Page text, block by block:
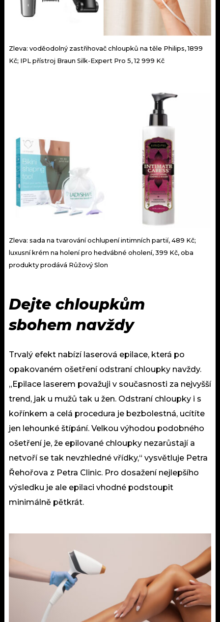
Zleva: voděodolný zastřihovač chloupků na těle Philips, 1899
Kč; IPL přístroj Braun Silk-Expert Pro 5, 12 999 Kč
Zleva: sada na tvarování ochlupení intimních partií, 489 Kč;
luxusní krém na holení pro hedvábné oholení, 399 Kč, oba
produkty prodává Růžový Slon
Dejte chloupkům
sbohem navždy
Trvalý efekt nabízí laserová epilace, která po
opakovaném ošetření odstraní chloupky navždy.
„Epilace laserem považuji v současnosti za nejvyšší
trend, jak u mužů tak u žen. Odstraní chloupky i s
kořínkem a celá procedura je bezbolestná, ucítíte
jen lehounké štípání. Velkou výhodou podobného
ošetření je, že epilované chloupky nezarůstají a
netvoří se tak nevzhledné vřídky,“ vysvětluje Petra
Řehořova z Petra Clinic. Pro dosažení nejlepšího
výsledku je ale epilaci vhodné podstoupit
minimálně pětkrát.